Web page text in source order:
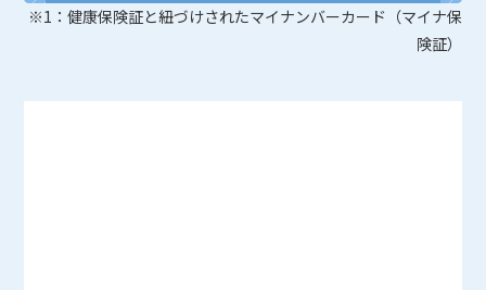
※1：健康保険証と紐づけされたマイナンバーカード（マイナ保
険証）